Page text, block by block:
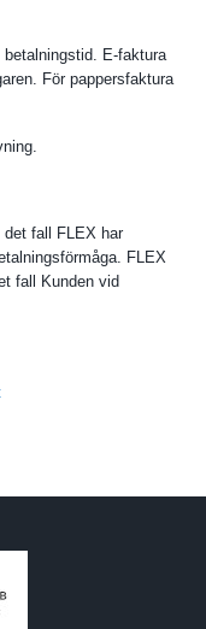
E-faktura
För pappersfaktura
det fall FLEX har
FLEX
fall Kunden vid